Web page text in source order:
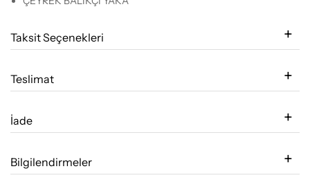
Taksit Seçenekleri
Teslimat
İade
Bilgilendirmeler